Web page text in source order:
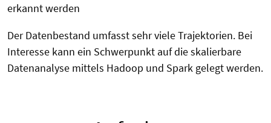
erkannt werden
Der Datenbestand umfasst sehr viele Trajektorien. Bei
Interesse kann ein Schwerpunkt auf die skalierbare
Datenanalyse mittels Hadoop und Spark gelegt werden.